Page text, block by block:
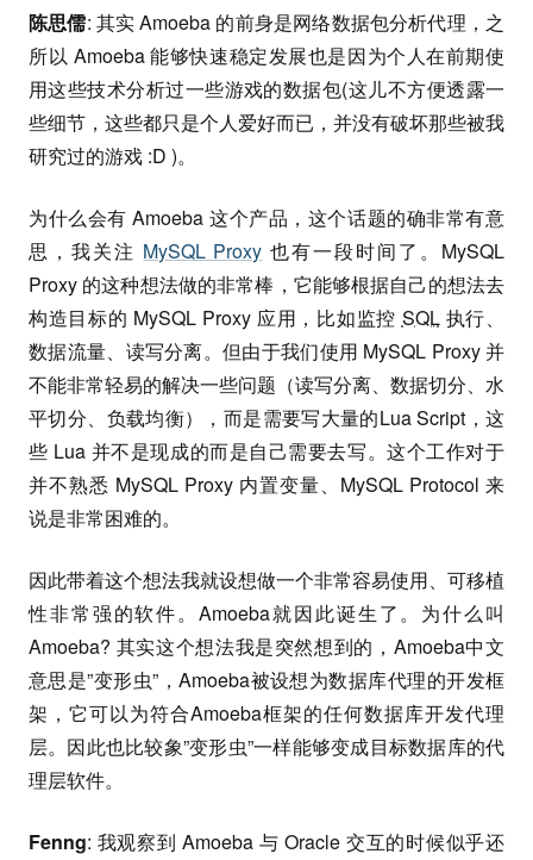
陈思儒: 其实 Amoeba 的前身是网络数据包分析代理，之
所以 Amoeba 能够快速稳定发展也是因为个人在前期使
用这些技术分析过一些游戏的数据包(这儿不方便透露一
些细节，这些都只是个人爱好而已，并没有破坏那些被我
研究过的游戏 :D )。
为什么会有 Amoeba 这个产品，这个话题的确非常有意
思，我关注 MySQL Proxy 也有一段时间了。MySQL
Proxy 的这种想法做的非常棒，它能够根据自己的想法去
构造目标的 MySQL Proxy 应用，比如监控 SQL执行、
数据流量、读写分离。但由于我们使用 MySQL Proxy 并
不能非常轻易的解决一些问题（读写分离、数据切分、水
平切分、负载均衡），而是需要写大量的Lua Script，这
些 Lua 并不是现成的而是自己需要去写。这个工作对于
并不熟悉 MySQL Proxy 内置变量、MySQL Protocol 来
说是非常困难的。
因此带着这个想法我就设想做一个非常容易使用、可移植
性非常强的软件。Amoeba就因此诞生了。为什么叫
Amoeba? 其实这个想法我是突然想到的，Amoeba中文
意思是”变形虫”，Amoeba被设想为数据库代理的开发框
架，它可以为符合Amoeba框架的任何数据库开发代理
层。因此也比较象”变形虫”一样能够变成目标数据库的代
理层软件。
Fenng: 我观察到 Amoeba 与 Oracle 交互的时候似乎还